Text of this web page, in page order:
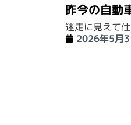
昨今の自動
迷走に見えて
2026年5月